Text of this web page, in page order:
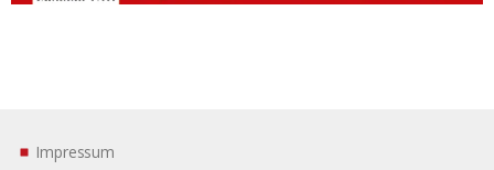
Impressum